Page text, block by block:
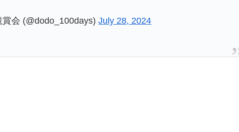
会 (@dodo_100days)July 28, 2024